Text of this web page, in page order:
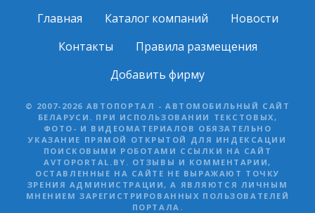
Главная Каталог компаний
Новости
Контакты
Правила размещения
Добавить фирму
© 2007-2026 АВТОПОРТАЛ - АВТОМОБИЛЬНЫЙ САЙТ
БЕЛАРУСИ. ПРИ ИСПОЛЬЗОВАНИИ ТЕКСТОВЫХ,
ФОТО- И ВИДЕОМАТЕРИАЛОВ ОБЯЗАТЕЛЬНО
УКАЗАНИЕ ПРЯМОЙ ОТКРЫТОЙ ДЛЯ ИНДЕКСАЦИИ
ПОИСКОВЫМИ РОБОТАМИ ССЫЛКИ НА САЙТ
AVTOPORTAL.BY. ОТЗЫВЫ И КОММЕНТАРИИ,
ОСТАВЛЕННЫЕ НА САЙТЕ НЕ ВЫРАЖАЮТ ТОЧКУ
ЗРЕНИЯ АДМИНИСТРАЦИИ, А ЯВЛЯЮТСЯ ЛИЧНЫМ
МНЕНИЕМ ЗАРЕГИСТРИРОВАННЫХ ПОЛЬЗОВАТЕЛЕЙ
ПОРТАЛА.